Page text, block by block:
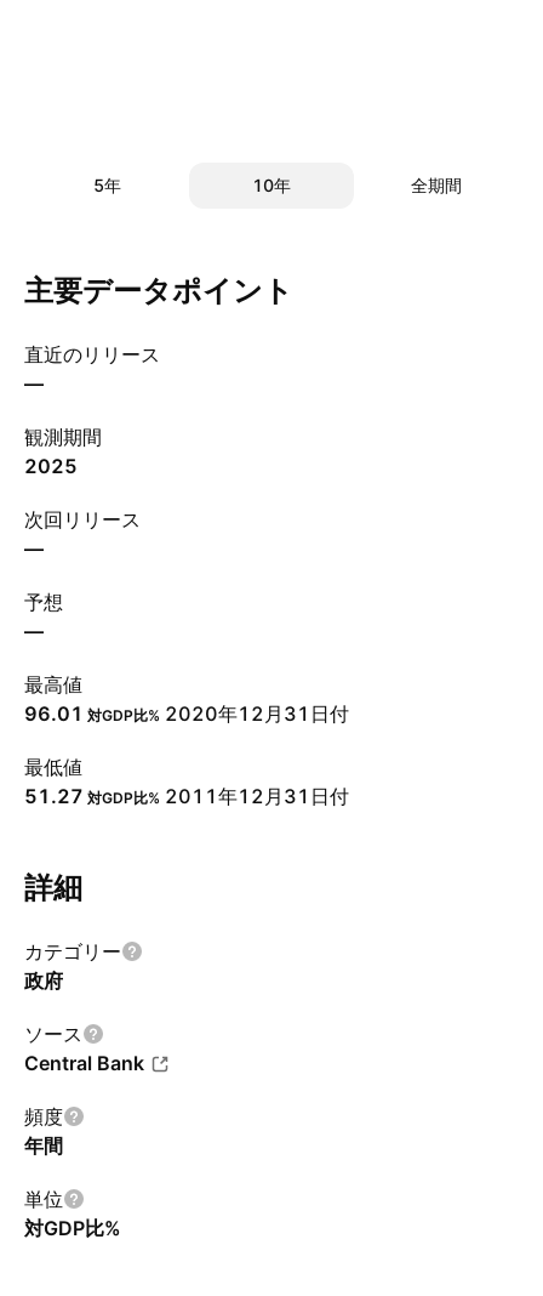
5年 10年 全期間
主要データポイント
直近のリリース
—
観測期間
2025
次回リリース
—
予想
—
最高値
96.01 対GDP比% 2020年12月31日付
最低値
51.27 対GDP比% 2011年12月31日付
詳細
カテゴリー
政府
ソース
Central Bank
頻度
年間
単位
対GDP比%